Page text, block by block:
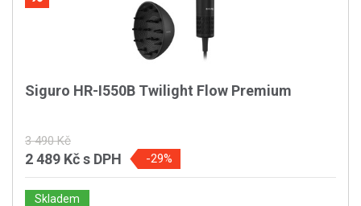
Siguro HR-I550B Twilight Flow Premium
3 490 Kč
2 489 Kčs DPH -29%
Skladem